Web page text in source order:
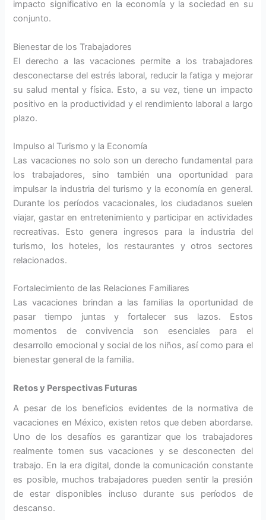
impacto significativo en la economía y la sociedad en su
conjunto.
Bienestar de los Trabajadores
El derecho a las vacaciones permite a los trabajadores
desconectarse del estrés laboral, reducir la fatiga y mejorar
su salud mental y física. Esto, a su vez, tiene un impacto
positivo en la productividad y el rendimiento laboral a largo
plazo.
Impulso al Turismo y la Economía
Las vacaciones no solo son un derecho fundamental para
los trabajadores, sino también una oportunidad para
impulsar la industria del turismo y la economía en general.
Durante los períodos vacacionales, los ciudadanos suelen
viajar, gastar en entretenimiento y participar en actividades
recreativas. Esto genera ingresos para la industria del
turismo, los hoteles, los restaurantes y otros sectores
relacionados.
Fortalecimiento de las Relaciones Familiares
Las vacaciones brindan a las familias la oportunidad de
pasar tiempo juntas y fortalecer sus lazos. Estos
momentos de convivencia son esenciales para el
desarrollo emocional y social de los niños, así como para el
bienestar general de la familia.
Retos y Perspectivas Futuras
A pesar de los beneficios evidentes de la normativa de
vacaciones en México, existen retos que deben abordarse.
Uno de los desafíos es garantizar que los trabajadores
realmente tomen sus vacaciones y se desconecten del
trabajo. En la era digital, donde la comunicación constante
es posible, muchos trabajadores pueden sentir la presión
de estar disponibles incluso durante sus períodos de
descanso.